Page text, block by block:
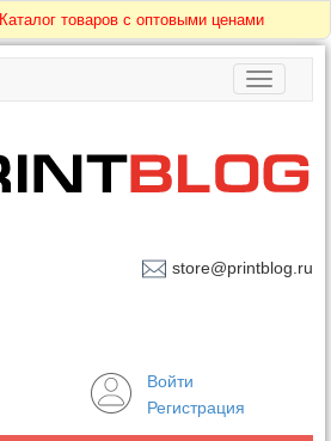
Каталог товаров с оптовыми ценами
Toggle
store@printblog.ru
Войти
Регистрация